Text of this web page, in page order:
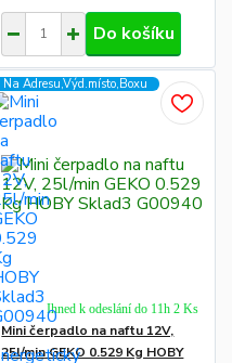
Do košíku
Na Adresu,Výd.místo,Boxu
Mini čerpadlo na naftu 12V,
25l/min GEKO 0.529 Kg HOBY
Ihned k odeslání do 11h 2 Ks